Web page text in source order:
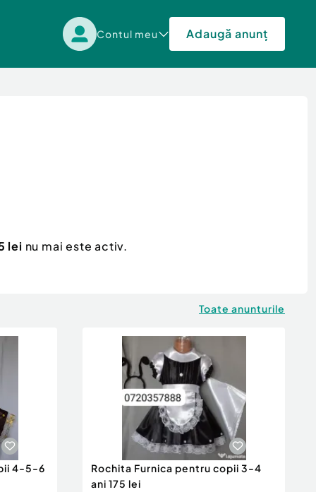
Contul meu Adaugă anunț
lei nu mai este activ.
Toate anunturile
4-5-6
Rochita Furnica pentru copii 3-4
ani 175 lei